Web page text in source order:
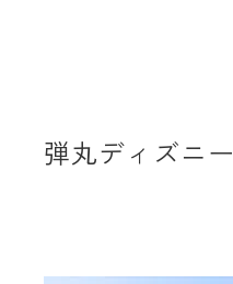
弾丸ディズニ